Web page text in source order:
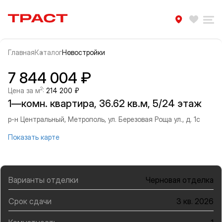
Траст | Служба недвижимости
ГлавнаяКаталогНовостройки
Информация об объекте
Галерея
7 844 004 ₽
Цена за м2: 214 200 ₽
1—комн. квартира, 36.62 кв.м, 5/24 этаж
р-н Центральный, Метрополь, ул. Березовая Роща ул., д. 1с
Показать карте
Варианты отделки Черновая отделка
Срок сдачи 3 кв. 2026